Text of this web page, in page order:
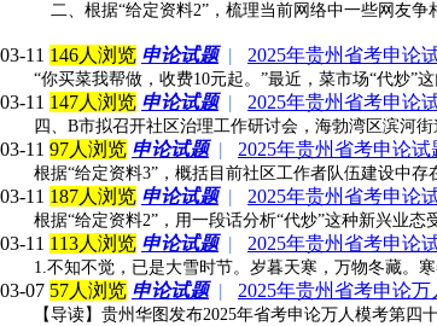
二、根据“给定资料2”，梳理当前网络中一些网友
03-11 146人浏览 申论试题| 2025年贵州省考申论
“你买菜我帮做，收费10元起。”最近，菜市场“代炒”
03-11 147人浏览 申论试题| 2025年贵州省考申论
四、B市拟召开社区治理工作研讨会，海勃湾区滨河
03-11 97人浏览 申论试题| 2025年贵州省考申论
根据“给定资料3”，概括目前社区工作者队伍建设中
03-11 187人浏览 申论试题| 2025年贵州省考申论
根据“给定资料2”，用一段话分析“代炒”这种新兴业
03-11 113人浏览 申论试题| 2025年贵州省考申论
1.不知不觉，已是大雪时节。岁暮天寒，万物冬藏。
03-07 57人浏览 申论试题| 2025年贵州省考申论
【导读】贵州华图发布2025年省考申论万人模考第